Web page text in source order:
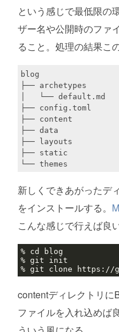
という感じで最低限の
ザー名や公開時のファ
ること。処理の結果こ
blog
├── archetypes
│   └── default.md
├── config.toml
├── content
├── data
├── layouts
├── static
新しくできあがったデ
をインストールする。
こんな感じで行えば良い
contentディレクトリ
ファイルを入れ込めば